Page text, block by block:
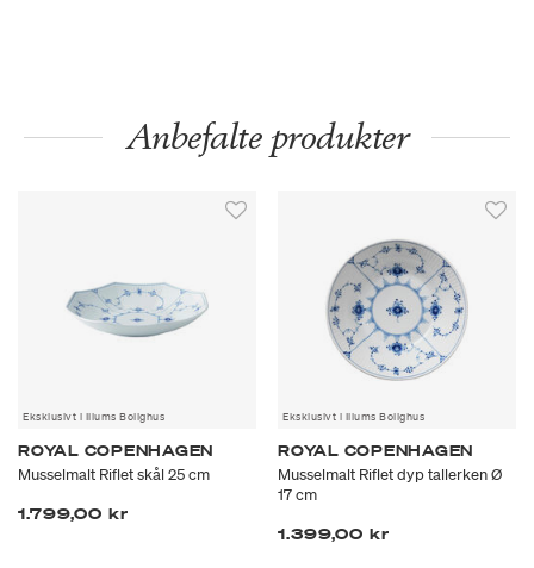
Anbefalte produkter
Eksklusivt i Illums Bolighus
ROYAL COPENHAGEN
Musselmalt Riflet skål 25 cm
1.799,00 kr
Eksklusivt i Illums Bolighus
ROYAL COPENHAGEN
Musselmalt Riflet dyp tallerken Ø
17 cm
1.399,00 kr